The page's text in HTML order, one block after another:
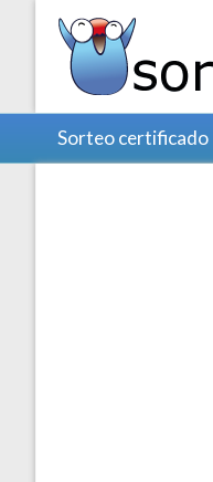
Sorteo certificado